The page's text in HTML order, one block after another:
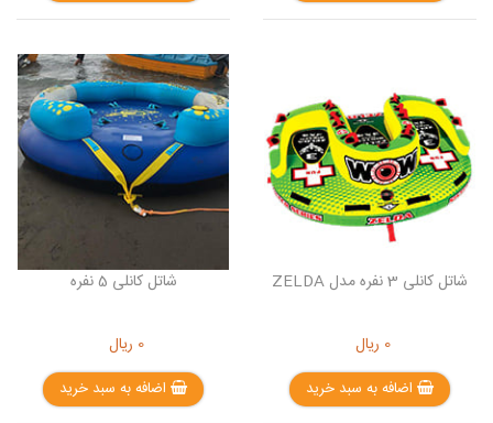
شاتل کانلی 3 نفره مدل ZELDA
0 ریال
اضافه به سبد خرید
شاتل کانلی 5 نفره
0 ریال
اضافه به سبد خرید